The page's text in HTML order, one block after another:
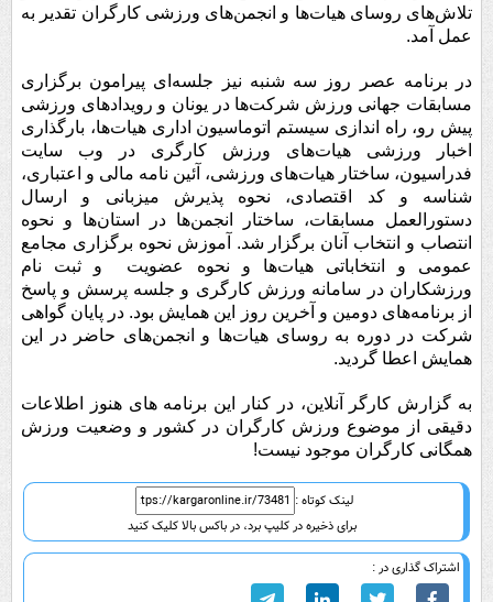
تلاش‌های روسای هیات‌ها و انجمن‌های ورزشی کارگران تقدیر به
عمل آمد.
در برنامه عصر روز سه شنبه نیز جلسه‌ای پیرامون برگزاری
مسابقات جهانی ورزش شرکت‌ها در یونان و رویدادهای ورزشی
پیش رو، راه اندازی سیستم اتوماسیون اداری هیات‌ها، بارگذاری
اخبار ورزشی هیات‌های ورزش کارگری در وب سایت
فدراسیون، ساختار هیات‌های ورزشی، آئین نامه مالی و اعتباری،
شناسه و کد اقتصادی، نحوه پذیرش میزبانی و ارسال
دستورالعمل مسابقات، ساختار انجمن‌ها در استان‌ها و نحوه
انتصاب و انتخاب آنان برگزار شد. آموزش نحوه برگزاری مجامع
عمومی و انتخاباتی هیات‌ها و نحوه عضویت و ثبت نام
ورزشکاران در سامانه ورزش کارگری و جلسه پرسش و پاسخ
از برنامه‌های دومین و آخرین روز این همایش بود. در پایان گواهی
شرکت در دوره به روسای هیات‌ها و انجمن‌های حاضر در این
همایش اعطا گردید.
به گزارش کارگر آنلاین، در کنار این برنامه های هنوز اطلاعات
دقیقی از موضوع ورزش کارگران در کشور و وضعیت ورزش
همگانی کارگران موجود نیست!
لینک کوتاه :
برای ذخیره در کلیپ برد، در باکس بالا کلیک کنید
اشتراک گذاری در :